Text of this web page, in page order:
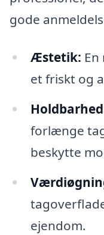
gode
Æstetik:
et friskt og
forlænge
beskytte
ejendom.